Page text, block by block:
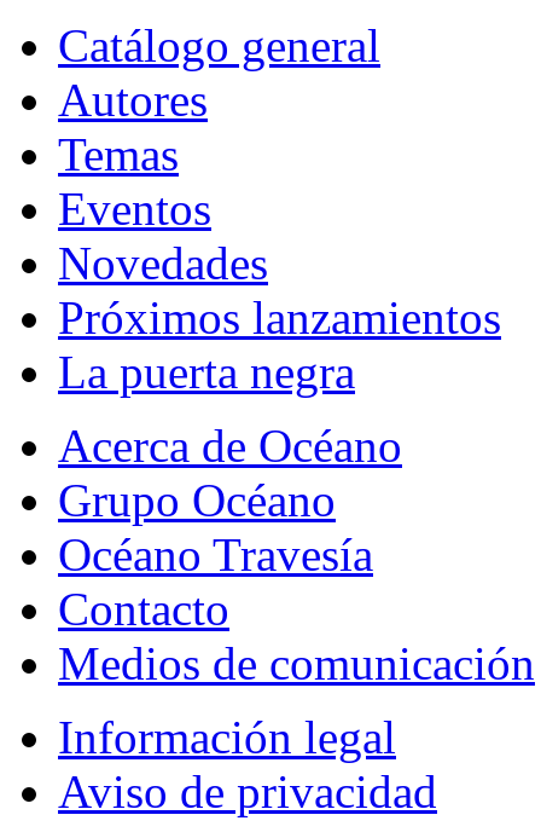
Catálogo general
Autores
Temas
Eventos
Novedades
Próximos lanzamientos
La puerta negra
Acerca de Océano
Grupo Océano
Océano Travesía
Contacto
Medios de comunicación
Información legal
Aviso de privacidad